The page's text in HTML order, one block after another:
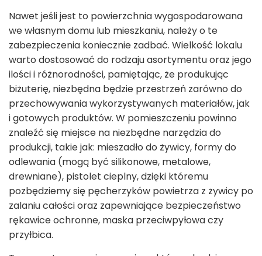
Nawet jeśli jest to powierzchnia wygospodarowana
we własnym domu lub mieszkaniu, należy o te
zabezpieczenia koniecznie zadbać. Wielkość lokalu
warto dostosować do rodzaju asortymentu oraz jego
ilości i różnorodności, pamiętając, że produkując
biżuterię, niezbędna będzie przestrzeń zarówno do
przechowywania wykorzystywanych materiałów, jak
i gotowych produktów. W pomieszczeniu powinno
znaleźć się miejsce na niezbędne narzędzia do
produkcji, takie jak: mieszadło do żywicy, formy do
odlewania (mogą być silikonowe, metalowe,
drewniane), pistolet cieplny, dzięki któremu
pozbędziemy się pęcherzyków powietrza z żywicy po
zalaniu całości oraz zapewniające bezpieczeństwo
rękawice ochronne, maska przeciwpyłowa czy
przyłbica.